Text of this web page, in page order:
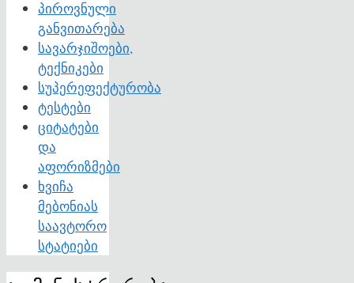
პიროვნული
განვითარება
სავარჯიშოები,
ტექნიკები
სუპერეფექტურობა
ტესტები
ციტატები
და
აფორიზმები
ხვიჩა
მებონიას
საავტორო
სტატიები